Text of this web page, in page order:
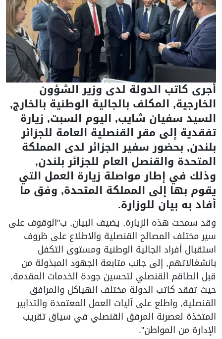
أجرى كاتب الدولة لدى وزير الشؤون
الخارجية, المكلف بالجالية الوطنية بالخارج,
السيد سفيان شايب, اليوم السبت, زيارة
تفقدية إلى مقر القنصلية العامة للجزائر
بلندن, بحضور سفير الجزائر لدى المملكة
المتحدة والقنصل العام للجزائر بلندن,
وذلك في إطار مواصلة زيارة العمل التي
يقوم بها إلى المملكة المتحدة, وفق ما
أفاد به بيان للوزارة.
وقد سمحت هذه الزيارة, يضيف البيان, ب"الوقوف على
سير مختلف المصالح القنصلية والاطلاع على ظروف
استقبال أفراد الجالية الوطنية ومستوى التكفل
بانشغالاتهم, إلى جانب متابعة الجهود المبذولة من
قبل الطاقم القنصلي لتحسين جودة الخدمات المقدمة,
حيث تفقد كاتب الدولة مختلف الهياكل والمرافق
القنصلية, واطلع على آليات العمل المعتمدة والتدابير
المتخذة لعصرنة المرفق القنصلي في سياق تقريب
الإدارة من المواطن".